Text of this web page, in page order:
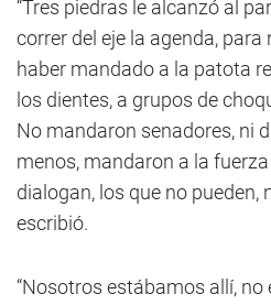
“Tres piedras le alcanzó al
correr del eje la agenda,
haber mandado a la patota
los dientes, a grupos de
No mandaron senadores, ni
menos, mandaron a la
dialogan, los que no pueden,
escribió.
“Nosotros estábamos allí,